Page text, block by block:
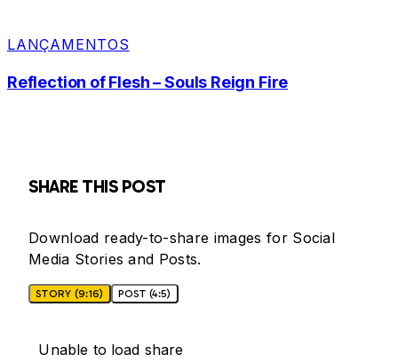
LANÇAMENTOS
Reflection of Flesh – Souls Reign Fire
SHARE THIS POST
Download ready-to-share images for Social
Media Stories and Posts.
STORY (9:16) POST (4:5)
Unable to load share